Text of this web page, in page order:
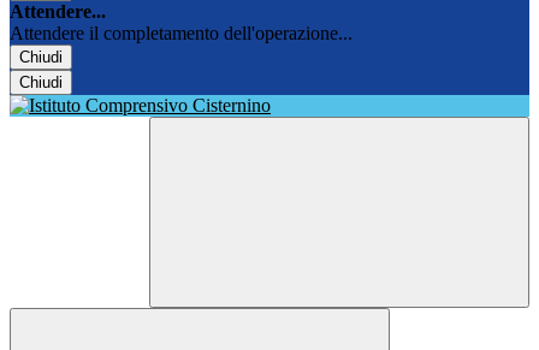
Attendere...
Attendere il completamento dell'operazione...
Chiudi
Chiudi